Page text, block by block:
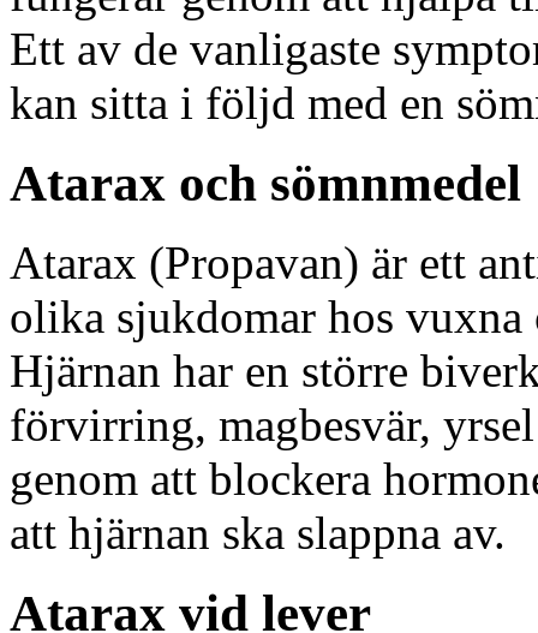
Ett av de vanligaste
kan sitta i följd med en
Atarax och sömnmedel
Atarax (Propavan) är ett
olika sjukdomar hos vuxna
Hjärnan har en större
förvirring, magbesvär,
genom att blockera
att hjärnan ska slappna av.
Atarax vid lever